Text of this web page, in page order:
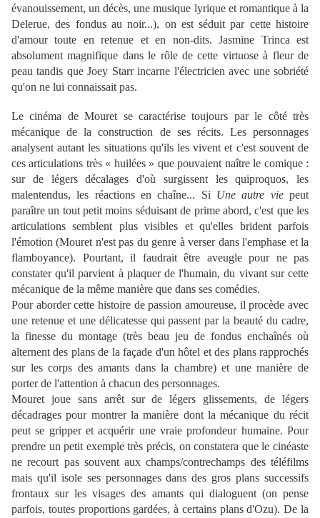
évanouissement, un décès, une musique lyrique et romantique à la
Delerue, des fondus au noir...), on est séduit par cette histoire
d'amour toute en retenue et en non-dits. Jasmine Trinca est
absolument magnifique dans le rôle de cette virtuose à fleur de
peau tandis que Joey Starr incarne l'électricien avec une sobriété
qu'on ne lui connaissait pas.
Le cinéma de Mouret se caractérise toujours par le côté très
mécanique de la construction de ses récits. Les personnages
analysent autant les situations qu'ils les vivent et c'est souvent de
ces articulations très « huilées » que pouvaient naître le comique :
sur de légers décalages d'où surgissent les quiproquos, les
malentendus, les réactions en chaîne... Si Une autre viepeut
paraître un tout petit moins séduisant de prime abord, c'est que les
articulations semblent plus visibles et qu'elles brident parfois
l'émotion (Mouret n'est pas du genre à verser dans l'emphase et la
flamboyance). Pourtant, il faudrait être aveugle pour ne pas
constater qu'il parvient à plaquer de l'humain, du vivant sur cette
mécanique de la même manière que dans ses comédies.
Pour aborder cette histoire de passion amoureuse, il procède avec
une retenue et une délicatesse qui passent par la beauté du cadre,
la finesse du montage (très beau jeu de fondus enchaînés où
alternent des plans de la façade d'un hôtel et des plans rapprochés
sur les corps des amants dans la chambre) et une manière de
porter de l'attention à chacun des personnages.
Mouret joue sans arrêt sur de légers glissements, de légers
décadrages pour montrer la manière dont la mécanique du récit
peut se gripper et acquérir une vraie profondeur humaine. Pour
prendre un petit exemple très précis, on constatera que le cinéaste
ne recourt pas souvent aux champs/contrechamps des téléfilms
mais qu'il isole ses personnages dans des gros plans successifs
frontaux sur les visages des amants qui dialoguent (on pense
parfois, toutes proportions gardées, à certains plans d'Ozu). De la